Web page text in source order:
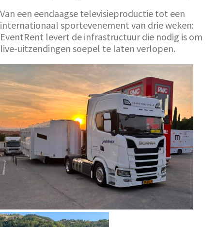
Van een eendaagse televisieproductie tot een
internationaal sportevenement van drie weken:
EventRent levert de infrastructuur die nodig is om
live-uitzendingen soepel te laten verlopen.